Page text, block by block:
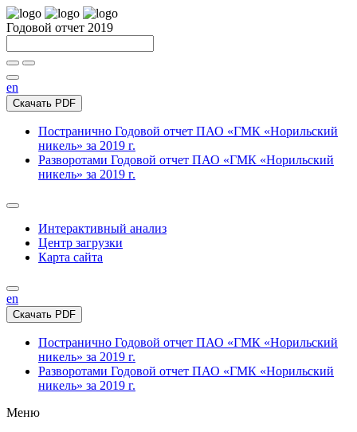
Годовой отчет 2019
en
Скачать PDF
Постранично Годовой отчет ПАО «ГМК «Норильский
никель» за 2019 г.
Разворотами Годовой отчет ПАО «ГМК «Норильский
никель» за 2019 г.
Интерактивный анализ
Центр загрузки
Карта сайта
en
Скачать PDF
Постранично Годовой отчет ПАО «ГМК «Норильский
никель» за 2019 г.
Разворотами Годовой отчет ПАО «ГМК «Норильский
никель» за 2019 г.
Меню